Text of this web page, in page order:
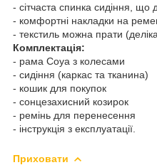
- сітчаста спинка сидіння, що
- комфортні накладки на
- текстиль можна прати
Комплектація:
- рама Coya з колесами
- сидіння (каркас та тканина)
- кошик для покупок
- сонцезахисний козирок
- ремінь для перенесення
- інструкція з експлуатації.
Приховати